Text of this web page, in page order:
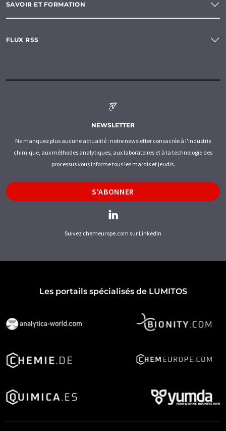
SAVOIR ET FORMATION
FLUX RSS
NEWSLETTER
Ne manquez plus aucune actualité : notre newsletter consacrée à l'industrie
chimique, aux méthodes analytiques, aux laboratoires et à la technologie des
processus vous informe tous les mardis et jeudis.
S'ABONNER
Suivez chemeurope.com sur LinkedIn
Les portails spécialisés de LUMITOS